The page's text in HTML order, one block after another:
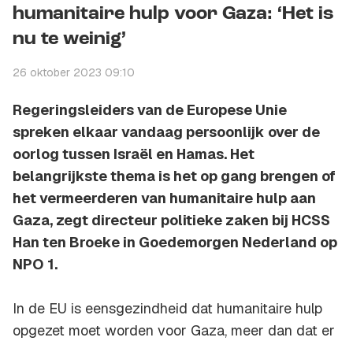
humanitaire hulp voor Gaza: ‘Het is
nu te weinig’
26 oktober 2023 09:10
Regeringsleiders van de Europese Unie
spreken elkaar vandaag persoonlijk over de
oorlog tussen Israël en Hamas. Het
belangrijkste thema is het op gang brengen of
het vermeerderen van humanitaire hulp aan
Gaza, zegt directeur politieke zaken bij HCSS
Han ten Broeke in Goedemorgen Nederland op
NPO 1.
In de EU is eensgezindheid dat humanitaire hulp
opgezet moet worden voor Gaza, meer dan dat er